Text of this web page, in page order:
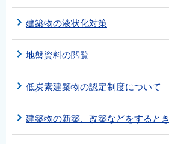
建築物の液状化対策
地盤資料の閲覧
低炭素建築物の認定制度について
建築物の新築、改築などをするとき